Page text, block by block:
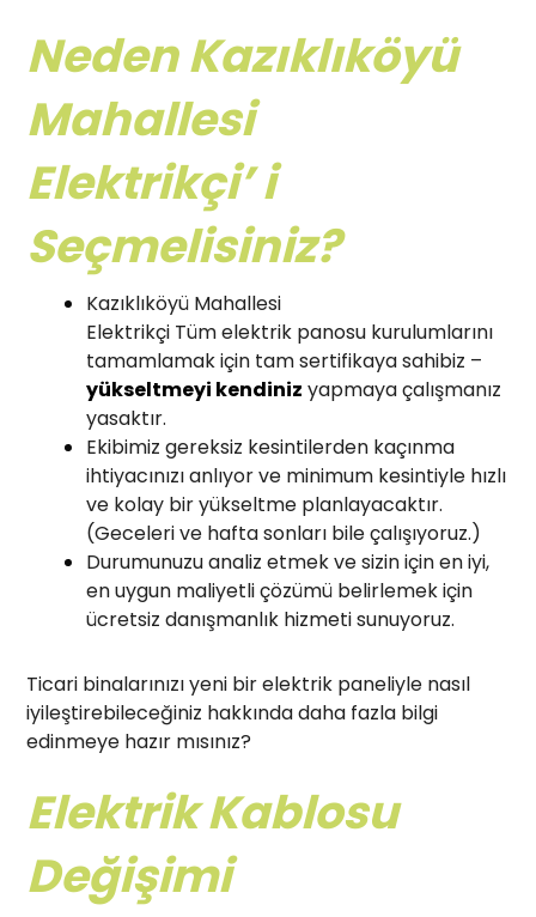
Neden Kazıklıköyü
Mahallesi
Elektrikçi’ i
Seçmelisiniz?
Kazıklıköyü Mahallesi
Elektrikçi Tüm elektrik panosu kurulumlarını
tamamlamak için tam sertifikaya sahibiz –
yükseltmeyi kendiniz yapmaya çalışmanız
yasaktır.
Ekibimiz gereksiz kesintilerden kaçınma
ihtiyacınızı anlıyor ve minimum kesintiyle hızlı
ve kolay bir yükseltme planlayacaktır.
(Geceleri ve hafta sonları bile çalışıyoruz.)
Durumunuzu analiz etmek ve sizin için en iyi,
en uygun maliyetli çözümü belirlemek için
ücretsiz danışmanlık hizmeti sunuyoruz.
Ticari binalarınızı yeni bir elektrik paneliyle nasıl
iyileştirebileceğiniz hakkında daha fazla bilgi
edinmeye hazır mısınız?
Elektrik Kablosu
Değişimi